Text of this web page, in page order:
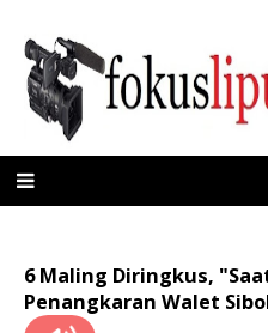
6 Maling Diringkus,
Penangkaran Walet